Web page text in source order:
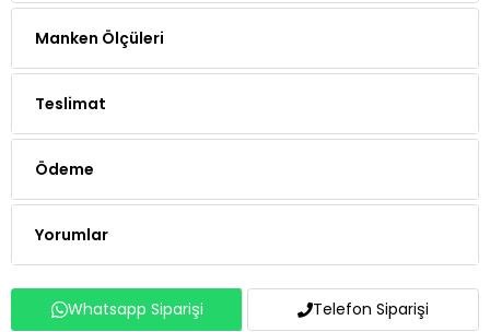
Manken Ölçüleri
Teslimat
Ödeme
Yorumlar
Whatsapp Siparişi Telefon Siparişi